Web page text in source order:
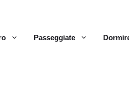
Passeggiate